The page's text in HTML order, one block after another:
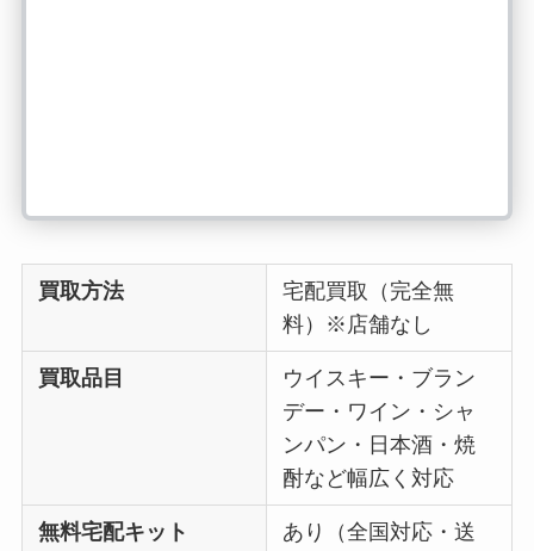
買取方法
宅配買取（完全無
料）※店舗なし
買取品目
ウイスキー・ブラン
デー・ワイン・シャ
ンパン・日本酒・焼
酎など幅広く対応
無料宅配キット
あり（全国対応・送